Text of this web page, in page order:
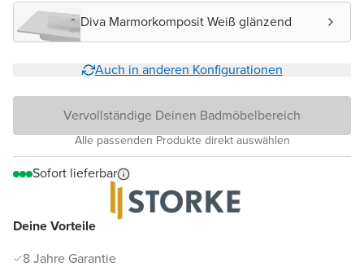
Deine Vorteile
8 Jahre Garantie
Diva Marmorkomposit Weiß glänzend
Auch in anderen Konfigurationen
Vervollständige Deinen Badmöbelbereich
Alle passenden Produkte direkt auswählen
Sofort lieferbar